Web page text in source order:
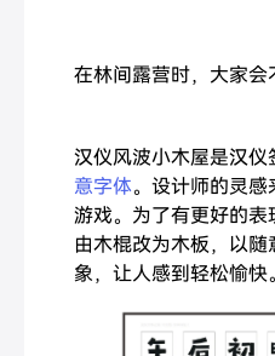
在林间露营时，大家会
汉仪风波小木屋是汉
意字体。设计师的灵
游戏。为了有更好的
由木棍改为木板，以
象，让人感到轻松愉快。